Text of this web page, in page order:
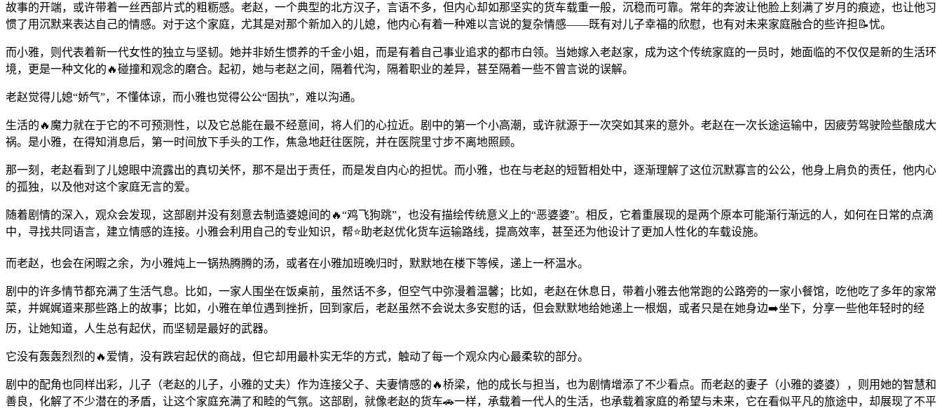
故事的开端，或许带着一丝西部片式的粗粝感。老赵，一个典型的北方汉子，言语不多，但内心却如那坚实的货车载重一般，沉稳而可靠。常年的奔波让他脸上刻满了岁月的痕迹，也让他习
惯了用沉默来表达自己的情感。对于这个家庭，尤其是对那个新加入的儿媳，他内心有着一种难以言说的复杂情感——既有对儿子幸福的欣慰，也有对未来家庭融合的些许担📝忧。
而小雅，则代表着新一代女性的独立与坚韧。她并非娇生惯养的千金小姐，而是有着自己事业追求的都市白领。当她嫁入老赵家，成为这个传统家庭的一员时，她面临的不仅仅是新的生活环
境，更是一种文化的🔥碰撞和观念的磨合。起初，她与老赵之间，隔着代沟，隔着职业的差异，甚至隔着一些不曾言说的误解。
老赵觉得儿媳“娇气”，不懂体谅，而小雅也觉得公公“固执”，难以沟通。
生活的🔥魔力就在于它的不可预测性，以及它总能在最不经意间，将人们的心拉近。剧中的第一个小高潮，或许就源于一次突如其来的意外。老赵在一次长途运输中，因疲劳驾驶险些酿成大
祸。是小雅，在得知消息后，第一时间放下手头的工作，焦急地赶往医院，并在医院里寸步不离地照顾。
那一刻，老赵看到了儿媳眼中流露出的真切关怀，那不是出于责任，而是发自内心的担忧。而小雅，也在与老赵的短暂相处中，逐渐理解了这位沉默寡言的公公，他身上肩负的责任，他内心
的孤独，以及他对这个家庭无言的爱。
随着剧情的深入，观众会发现，这部剧并没有刻意去制造婆媳间的🔥“鸡飞狗跳”，也没有描绘传统意义上的“恶婆婆”。相反，它着重展现的是两个原本可能渐行渐远的人，如何在日常的点滴
中，寻找共同语言，建立情感的连接。小雅会利用自己的专业知识，帮⭐助老赵优化货车运输路线，提高效率，甚至还为他设计了更加人性化的车载设施。
而老赵，也会在闲暇之余，为小雅炖上一锅热腾腾的汤，或者在小雅加班晚归时，默默地在楼下等候，递上一杯温水。
剧中的许多情节都充满了生活气息。比如，一家人围坐在饭桌前，虽然话不多，但空气中弥漫着温馨；比如，老赵在休息日，带着小雅去他常跑的公路旁的一家小餐馆，吃他吃了多年的家常
菜，并娓娓道来那些路上的故事；比如，小雅在单位遇到挫折，回到家后，老赵虽然不会说太多安慰的话，但会默默地给她递上一根烟，或者只是在她身边➡️坐下，分享一些他年轻时的经
历，让她知道，人生总有起伏，而坚韧是最好的武器。
它没有轰轰烈烈的🔥爱情，没有跌宕起伏的商战，但它却用最朴实无华的方式，触动了每一个观众内心最柔软的部分。
剧中的配角也同样出彩，儿子（老赵的儿子，小雅的丈夫）作为连接父子、夫妻情感的🔥桥梁，他的成长与担当，也为剧情增添了不少看点。而老赵的妻子（小雅的婆婆），则用她的智慧和
善良，化解了不少潜在的矛盾，让这个家庭充满了和睦的气氛。这部剧，就像老赵的货车🚗一样，承载着一代人的生活，也承载着家庭的希望与未来，它在看似平凡的旅途中，却展现了不平